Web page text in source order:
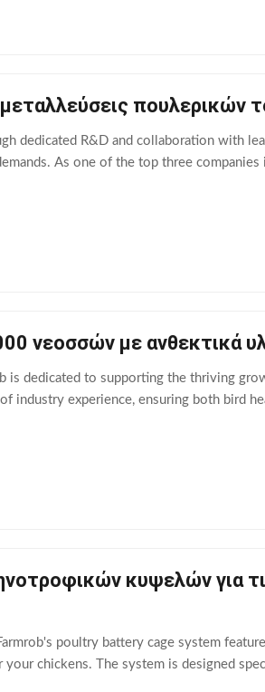
πουλερικών
dedicated R&D and collaboration with
As one of the top three companies
νεοσσών με ανθεκτικά
is dedicated to supporting the thriving
industry experience, ensuring both bird
κυψελών για
poultry battery cage system
chickens. The system is designed